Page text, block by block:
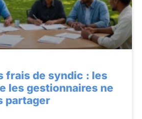
frais de syndic : les
les gestionnaires ne
partager